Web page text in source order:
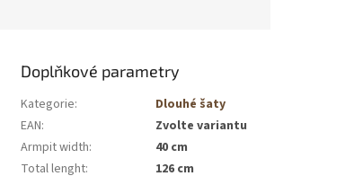
Doplňkové parametry
Kategorie:
Dlouhé šaty
EAN:
Zvolte variantu
Armpit width:
40 cm
Total lenght:
126 cm